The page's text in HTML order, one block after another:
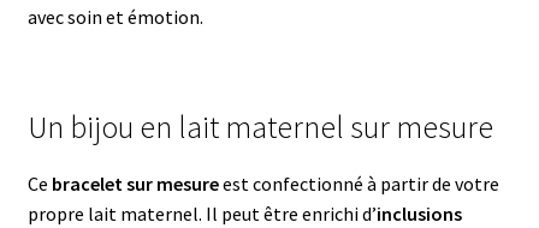
avec soin et émotion.
Un bijou en lait maternel sur mesure
Ce bracelet sur mesureest confectionné à partir de votre
propre lait maternel. Il peut être enrichi d’inclusions